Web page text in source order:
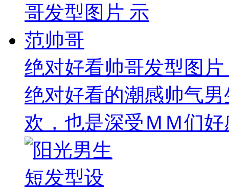
绝对好看帅哥发型图
绝对好看的潮感帅气
欢，也是深受ＭＭ们